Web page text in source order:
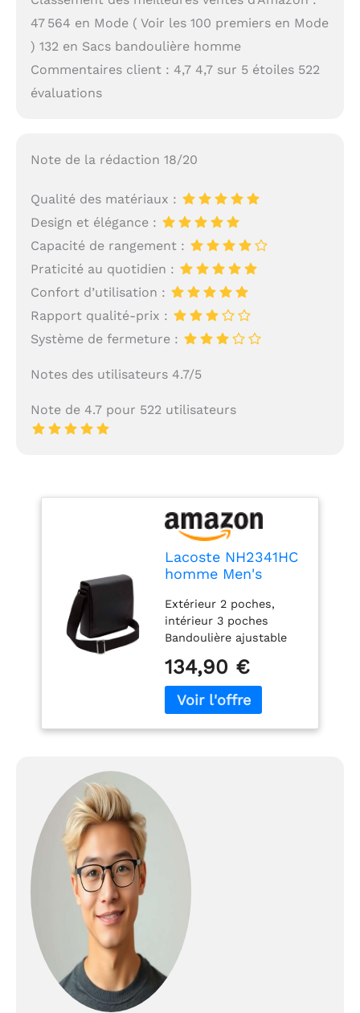
47 564 en Mode ( Voir les 100 premiers en Mode
) 132 en Sacs bandoulière homme
Commentaires client : 4,7 4,7 sur 5 étoiles 522
évaluations
Note de la rédaction 18/20
Qualité des matériaux :
Design et élégance :
Capacité de rangement :
Praticité au quotidien :
Confort d’utilisation :
Rapport qualité-prix :
Système de fermeture :
Notes des utilisateurs 4.7/5
Note de 4.7 pour 522 utilisateurs
Lacoste NH2341HC
homme Men's
main Noir (Black)
Extérieur 2 poches,
intérieur 3 poches
Bandoulière ajustable
ton Dimensions 20 x 21
x 6,5 cm Extérieur PVC
petit piqué
134,90 €